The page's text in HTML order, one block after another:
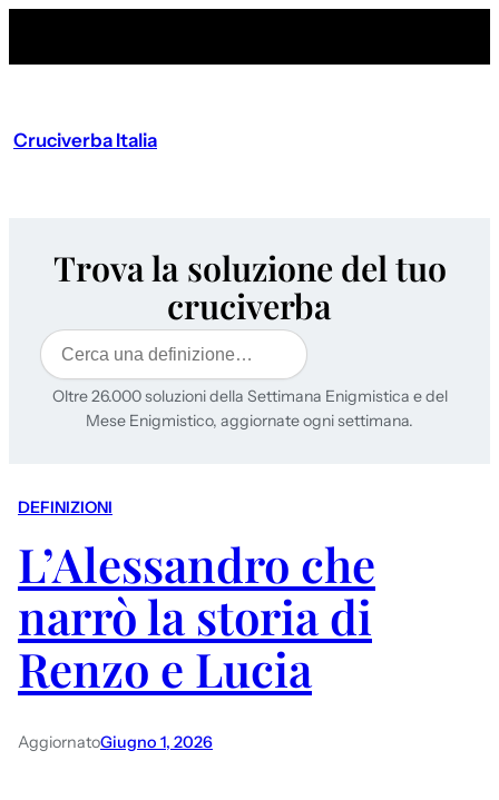
Cruciverba Italia
Trova la soluzione del tuo
cruciverba
Cerca
Oltre 26.000 soluzioni della Settimana Enigmistica e del
Mese Enigmistico, aggiornate ogni settimana.
DEFINIZIONI
L’Alessandro che
narrò la storia di
Renzo e Lucia
AggiornatoGiugno 1, 2026